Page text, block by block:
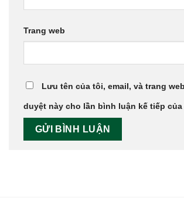
Trang web
Lưu tên của tôi, email, và trang
duyệt này cho lần bình luận kế tiếp của